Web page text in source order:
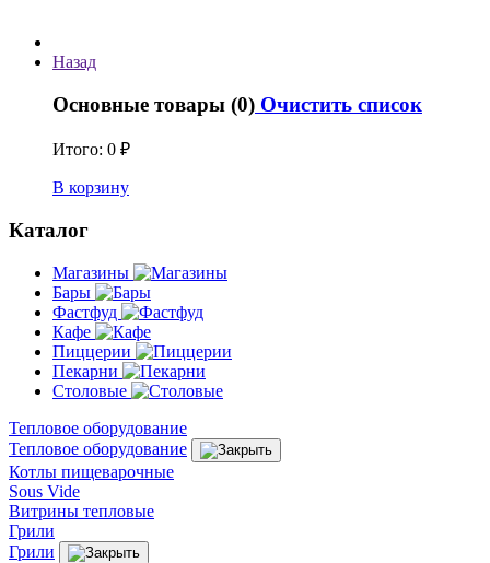
Назад
Основные товары (0) Очистить список
Итого: 0 ₽
В корзину
Каталог
Магазины
Бары
Фастфуд
Кафе
Пиццерии
Пекарни
Столовые
Тепловое оборудование
Тепловое оборудование
Котлы пищеварочные
Sous Vide
Витрины тепловые
Грили
Грили